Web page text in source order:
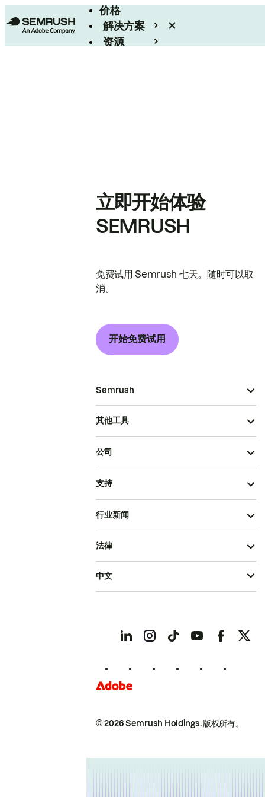
价格
解决方案
资源
立即开始体验
SEMRUSH
免费试用 Semrush 七天。随时可以取
消。
开始免费试用
Semrush
其他工具
公司
支持
行业新闻
© 2026 Semrush Holdings.版权所有。
法律
中文